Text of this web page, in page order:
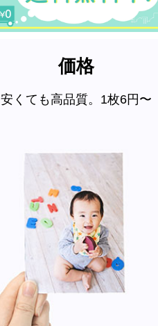
価格
安くても高品質。1枚6円〜